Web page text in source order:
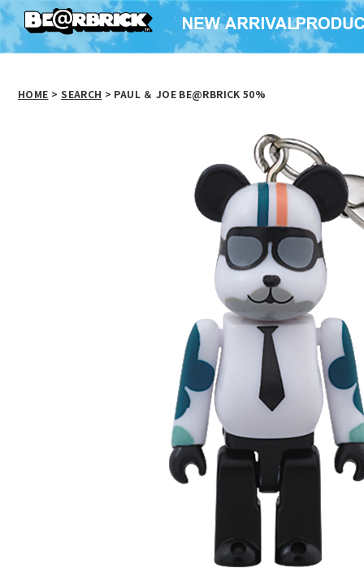
HOME > SEARCH > PAUL ＆ JOE BE@RBRICK 50%